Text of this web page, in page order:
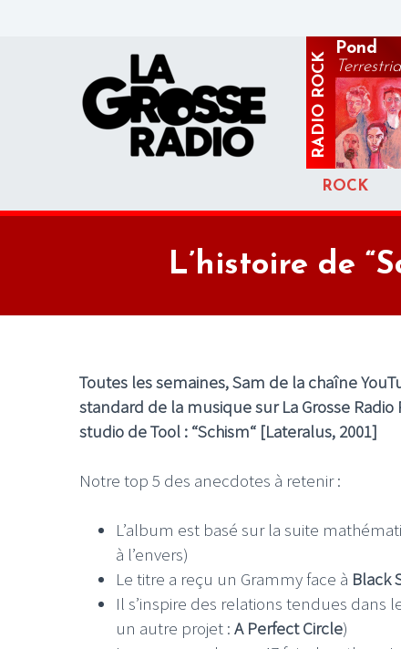
RADIO
ROCK
Pond
ROCK
L’histoire de
Toutes les semaines, Sam de la chaîne
standard de la musique sur La Grosse Radio
studio de Tool : “Schism“ [Lateralus, 2001]
Notre top 5 des anecdotes à retenir :
L’album est basé sur la suite
à l’envers)
Le titre a reçu un Grammy face à Black
Il s’inspire des relations tendues dans
un autre projet : A Perfect Circle)